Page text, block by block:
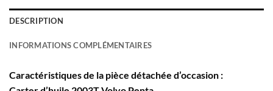
DESCRIPTION
INFORMATIONS COMPLÉMENTAIRES
Caractéristiques de la pièce détachée d’occasion :